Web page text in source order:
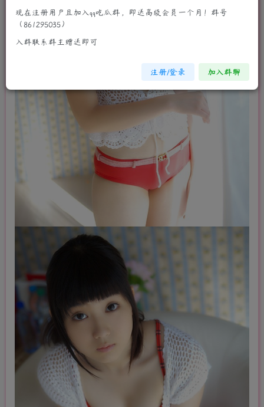
现在注册用户且加入qq吃瓜群，即送高级会员一个月！群号
（861295035）
入群联系群主赠送即可
注册/登录 加入群聊